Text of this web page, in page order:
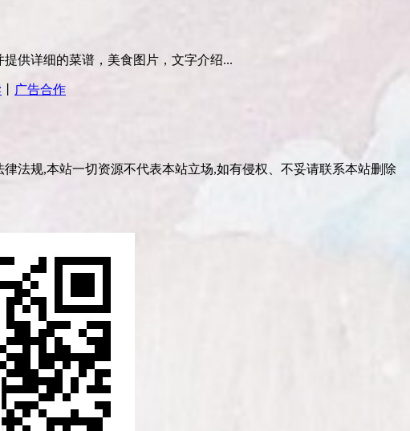
供详细的菜谱，美食图片，文字介绍...
广告合作
法规,本站一切资源不代表本站立场,如有侵权、不妥请联系本站删除